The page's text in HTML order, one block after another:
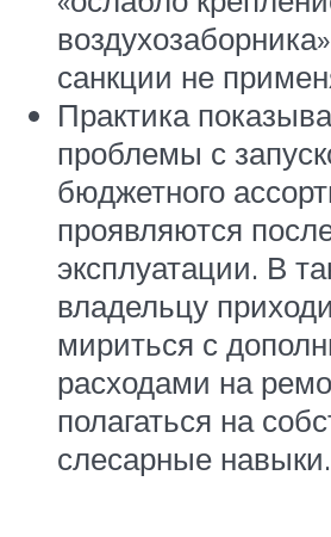
санкции не
Практика
проблемы с
бюджетного
проявляются
эксплуатации. В
владельцу
мириться с
расходами на
полагаться на
слесарные навыки.